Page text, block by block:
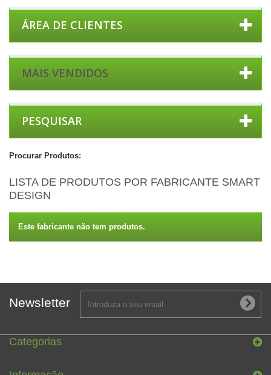
ÁREA DE CLIENTES
MAIS VENDIDOS
PESQUISAR
Procurar Produtos:
LISTA DE PRODUTOS POR FABRICANTE SMART
DESIGN
Este fabricante não tem produtos.
Newsletter
Categorias